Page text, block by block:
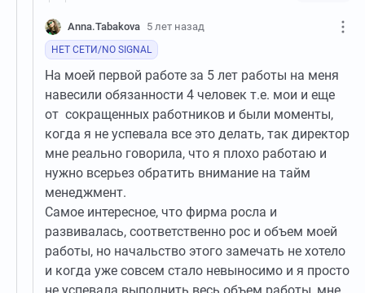
Anna.Tabakova 5 лет назад
НЕТ СЕТИ/NO SIGNAL
На моей первой работе за 5 лет работы на меня
навесили обязанности 4 человек т.е. мои и еще
от сокращенных работников и были моменты,
когда я не успевала все это делать, так директор
мне реально говорила, что я плохо работаю и
нужно всерьез обратить внимание на тайм
менеджмент.
Самое интересное, что фирма росла и
развивалась, соответственно рос и объем моей
работы, но начальство этого замечать не хотело
и когда уже совсем стало невыносимо и я просто
не успевала выполнить весь объем работы, мне